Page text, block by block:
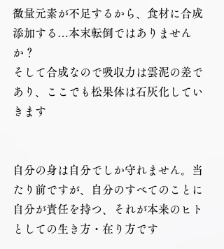
微量元素が不足するから、食材に合成
添加する…本末転倒ではありません
か？
そして合成なので吸収力は雲泥の差で
あり、ここでも松果体は石灰化してい
きます
自分の身は自分でしか守れません。当
たり前ですが、自分のすべてのことに
自分が責任を持つ、それが本来のヒト
としての生き方・在り方です